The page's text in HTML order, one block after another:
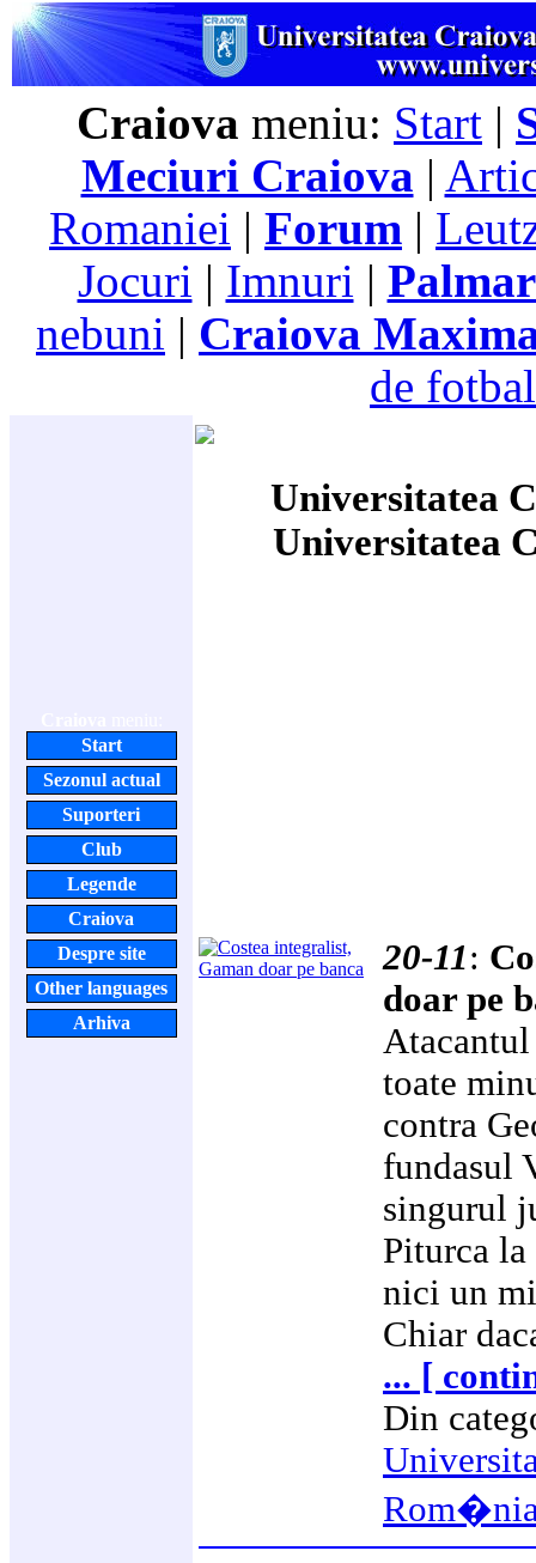
Craiova meniu: Start |
Meciuri Craiova |
Romaniei | Forum |
Jocuri | Imnuri |
nebuni | Craiova
de
Start
Sezonul actual
Suporteri
Club
Legende
Craiova
Despre site
Other languages
Arhiva
Universitatea
Universitatea
20-11:
doar pe
toate
contra
fundasul
singurul
Piturca
nici un
Chiar
... [
Din